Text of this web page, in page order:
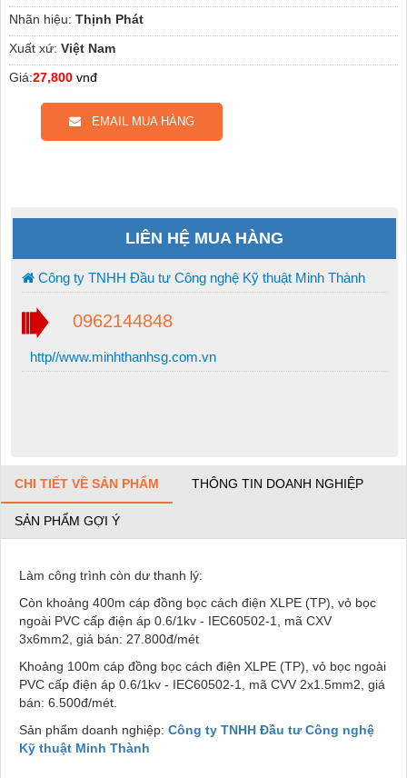
Nhãn hiệu: Thịnh Phát
Xuất xứ: Việt Nam
Giá:27,800 vnđ
EMAIL MUA HÀNG
LIÊN HỆ MUA HÀNG
Công ty TNHH Đầu tư Công nghệ Kỹ thuật Minh Thành
0962144848
http//www.minhthanhsg.com.vn
CHI TIẾT VỀ SẢN PHẨM THÔNG TIN DOANH NGHIỆP
SẢN PHẨM GỢI Ý
Làm công trình còn dư thanh lý:
Còn khoảng 400m cáp đồng bọc cách điện XLPE (TP), vỏ bọc
ngoài PVC cấp điện áp 0.6/1kv - IEC60502-1, mã CXV
3x6mm2, giá bán: 27.800đ/mét
Khoảng 100m cáp đồng bọc cách điện XLPE (TP), vỏ bọc ngoài
PVC cấp điện áp 0.6/1kv - IEC60502-1, mã CVV 2x1.5mm2, giá
bán: 6.500đ/mét.
Sản phẩm doanh nghiệp: Công ty TNHH Đầu tư Công nghệ
Kỹ thuật Minh Thành